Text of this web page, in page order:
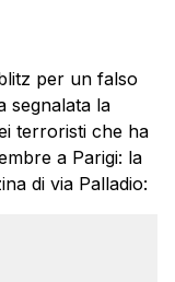
per un falso
segnalata la
terroristi che ha
a Parigi: la
di via Palladio: